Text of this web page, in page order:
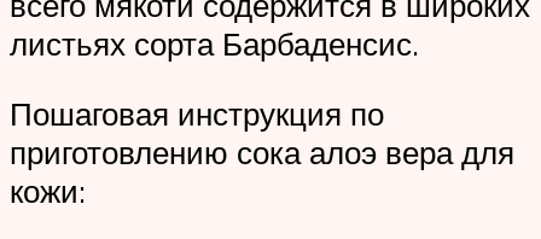
листьях сорта Барбаденсис.
Пошаговая инструкция по
приготовлению сока алоэ вера для
кожи: